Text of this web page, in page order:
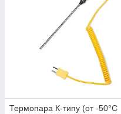
Термопара К-типу (от -50°C